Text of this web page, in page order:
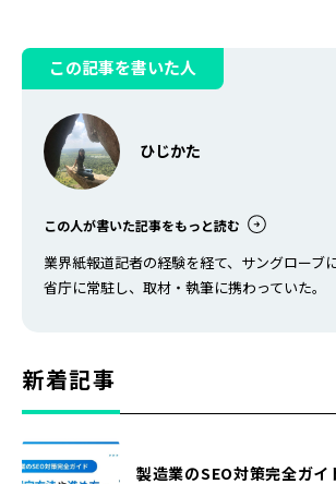
この記事を書いた人
ひじかた
この人が書いた記事をもっと読む
業界紙報道記者の経験を経て、サングローブ
省庁に常駐し、取材・執筆に携わっていた。
新着記事
製造業のSEO対策完全ガイ